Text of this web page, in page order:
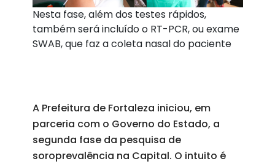
Nesta fase, além dos testes rápidos,
também será incluído o RT-PCR, ou exame
SWAB, que faz a coleta nasal do paciente
A Prefeitura de Fortaleza iniciou, em
parceria com o Governo do Estado, a
segunda fase da pesquisa de
soroprevalência na Capital. O intuito é